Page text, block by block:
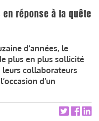
réponse à la quête
d’années, le
plus en plus sollicité
collaborateurs
d’un